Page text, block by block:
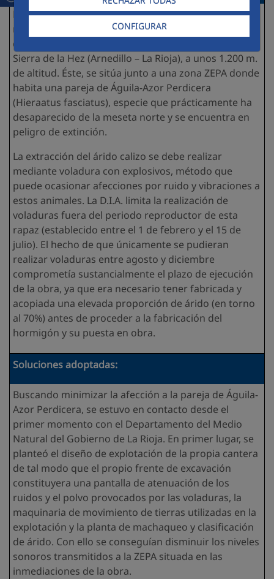
CONFIGURAR
La cantera contemplada para la extracción del árido
necesario para la fabricación del hormigón del
cuerpo de presa está situada en un collado de la
Sierra de la Hez (Arnedillo – La Rioja), a unos 1.200 m.
de altitud. Éste, se sitúa junto a una zona ZEPA donde
habita una pareja de Águila-Azor Perdicera
(Hieraatus fasciatus), especie que prácticamente ha
desaparecido de la meseta norte y se encuentra en
peligro de extinción.
La extracción del árido calizo se debe realizar
mediante voladura con explosivos, método que
puede ocasionar afecciones por ruido y vibraciones a
estos animales. La D.I.A. limita la realización de
voladuras fuera del periodo reproductor de esta
rapaz (establecido entre el 1 de febrero y el 15 de
julio). El hecho de que únicamente se pudieran
realizar voladuras entre agosto y diciembre
comprometía sustancialmente el plazo de ejecución
de la obra, ya que era necesario tener fabricada y
acopiada una elevada proporción de árido (en torno
al 70%) antes de proceder a la fabricación del
hormigón y su puesta en obra.
Soluciones adoptadas:
Buscando minimizar la afección a la pareja de Águila-
Azor Perdicera, se estuvo en contacto desde el
primer momento con el Departamento del Medio
Natural del Gobierno de La Rioja. En primer lugar, se
planteó el diseño de explotación de la propia cantera
de tal modo que el propio frente de excavación
constituyera una pantalla de atenuación de los
ruidos y el polvo provocados por las voladuras, la
maquinaria de movimiento de tierras utilizadas en la
explotación y la planta de machaqueo y clasificación
de árido. Con ello se conseguían disminuir los niveles
sonoros transmitidos a la ZEPA situada en las
inmediaciones de la obra.